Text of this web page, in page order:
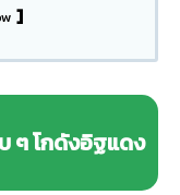
]
ๆ โกดังอิฐแดง